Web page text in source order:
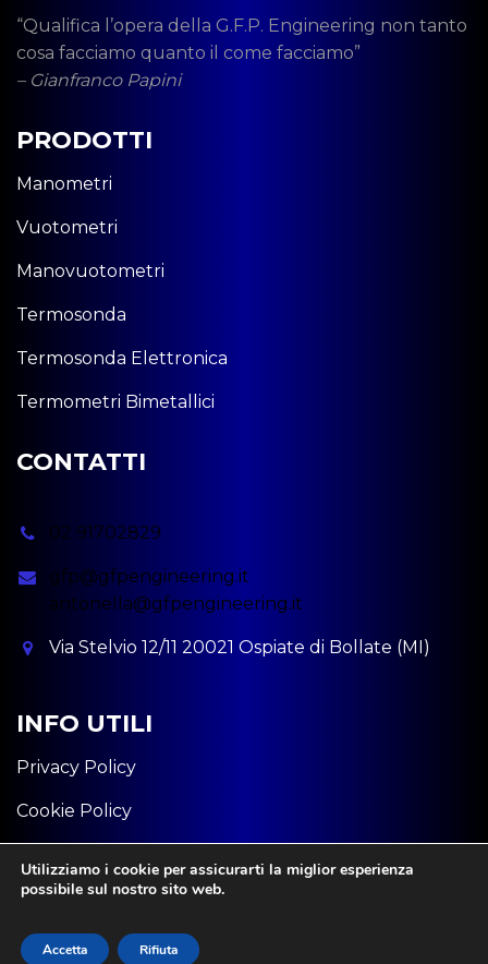
“Qualifica l’opera della G.F.P. Engineering non tanto
cosa facciamo quanto il come facciamo”
– Gianfranco Papini
PRODOTTI
Manometri
Vuotometri
Manovuotometri
Termosonda
Termosonda Elettronica
Termometri Bimetallici
CONTATTI
02 91702829
gfp@gfpengineering.it
antonella@gfpengineering.it
Via Stelvio 12/11 20021 Ospiate di Bollate (MI)
INFO UTILI
Privacy Policy
Cookie Policy
Innovea @ 2025. Tutti i Diritti Riservati.
Utilizziamo i cookie per assicurarti la miglior esperienza
possibile sul nostro sito web.
Accetta Rifiuta